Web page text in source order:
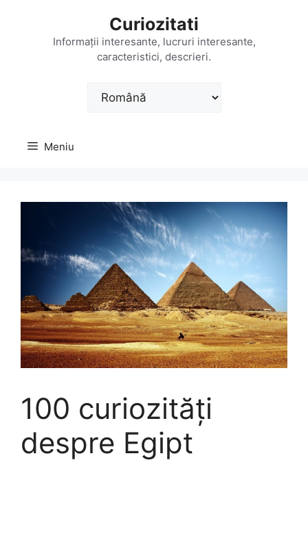
Curiozitati
Informații interesante, lucruri interesante,
caracteristici, descrieri.
Alege
Meniu
100 curiozități
despre Egipt